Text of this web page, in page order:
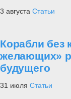
3 августа Статьи
Корабли без
желающих»
будущего
31 июля Статьи